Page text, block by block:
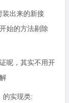
装出来的新接
始的方法剔除
呢，其实不用开
的实现类: